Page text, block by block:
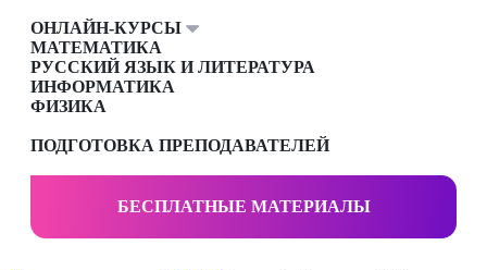
ОНЛАЙН-КУРСЫ
МАТЕМАТИКА
РУССКИЙ ЯЗЫК И ЛИТЕРАТУРА
ИНФОРМАТИКА
ФИЗИКА
ПОДГОТОВКА ПРЕПОДАВАТЕЛЕЙ
БЕСПЛАТНЫЕ МАТЕРИАЛЫ